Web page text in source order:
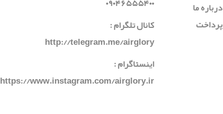
درباره ما
پرداخت
کانال تلگرام :
http://telegram.me/airglory
اینستاگرام :
https://www.instagram.com/airglory.ir